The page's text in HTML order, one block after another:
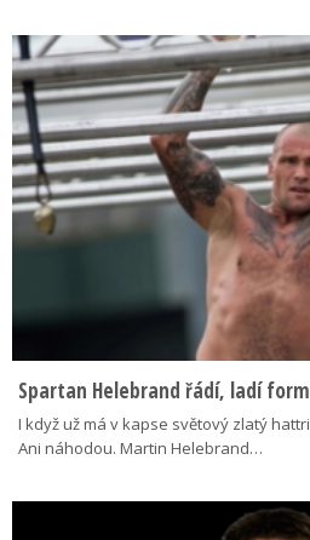
Spartan Helebrand řádí, ladí
I když už má v kapse světový zlatý
Ani náhodou. Martin Helebrand…